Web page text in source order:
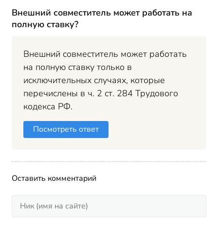
Внешний совместитель может работать на
полную ставку?
Внешний совместитель может работать
на полную ставку только в
исключительных случаях, которые
перечислены в ч. 2 ст. 284 Трудового
кодекса РФ.
Посмотреть ответ
Оставить комментарий